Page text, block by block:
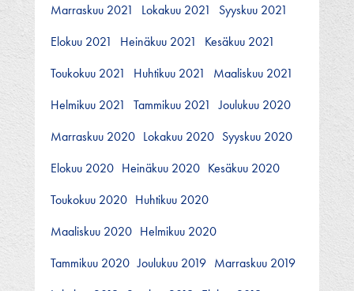
Marraskuu 2021
Lokakuu 2021
Syyskuu 2021
Elokuu 2021
Heinäkuu 2021
Kesäkuu 2021
Toukokuu 2021
Huhtikuu 2021
Maaliskuu 2021
Helmikuu 2021
Tammikuu 2021
Joulukuu 2020
Marraskuu 2020 Lokakuu 2020 Syyskuu 2020
Elokuu 2020 Heinäkuu 2020 Kesäkuu 2020
Toukokuu 2020 Huhtikuu 2020
Maaliskuu 2020 Helmikuu 2020
Tammikuu 2020 Joulukuu 2019 Marraskuu 2019